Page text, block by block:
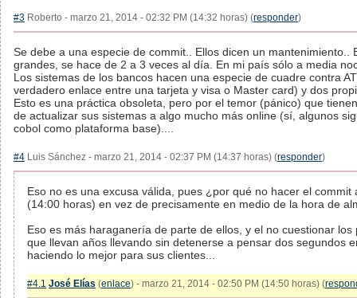
#3 Roberto - marzo 21, 2014 - 02:32 PM (14:32 horas) (responder)
Se debe a una especie de commit.. Ellos dicen un mantenimiento..
grandes, se hace de 2 a 3 veces al día. En mi país sólo a media
Los sistemas de los bancos hacen una especie de cuadre contra
verdadero enlace entre una tarjeta y visa o Master card) y dos
Esto es una práctica obsoleta, pero por el temor (pánico) que
de actualizar sus sistemas a algo mucho más online (sí, algunos
cobol como plataforma base)....
#4 Luis Sánchez - marzo 21, 2014 - 02:37 PM (14:37 horas) (responder)
Eso no es una excusa válida, pues ¿por qué no hacer el commit
(14:00 horas) en vez de precisamente en medio de la hora de
Eso es más haraganería de parte de ellos, y el no cuestionar los
que llevan años llevando sin detenerse a pensar dos segundos
haciendo lo mejor para sus clientes...
#4.1 José Elías (enlace) - marzo 21, 2014 - 02:50 PM (14:50 horas) (